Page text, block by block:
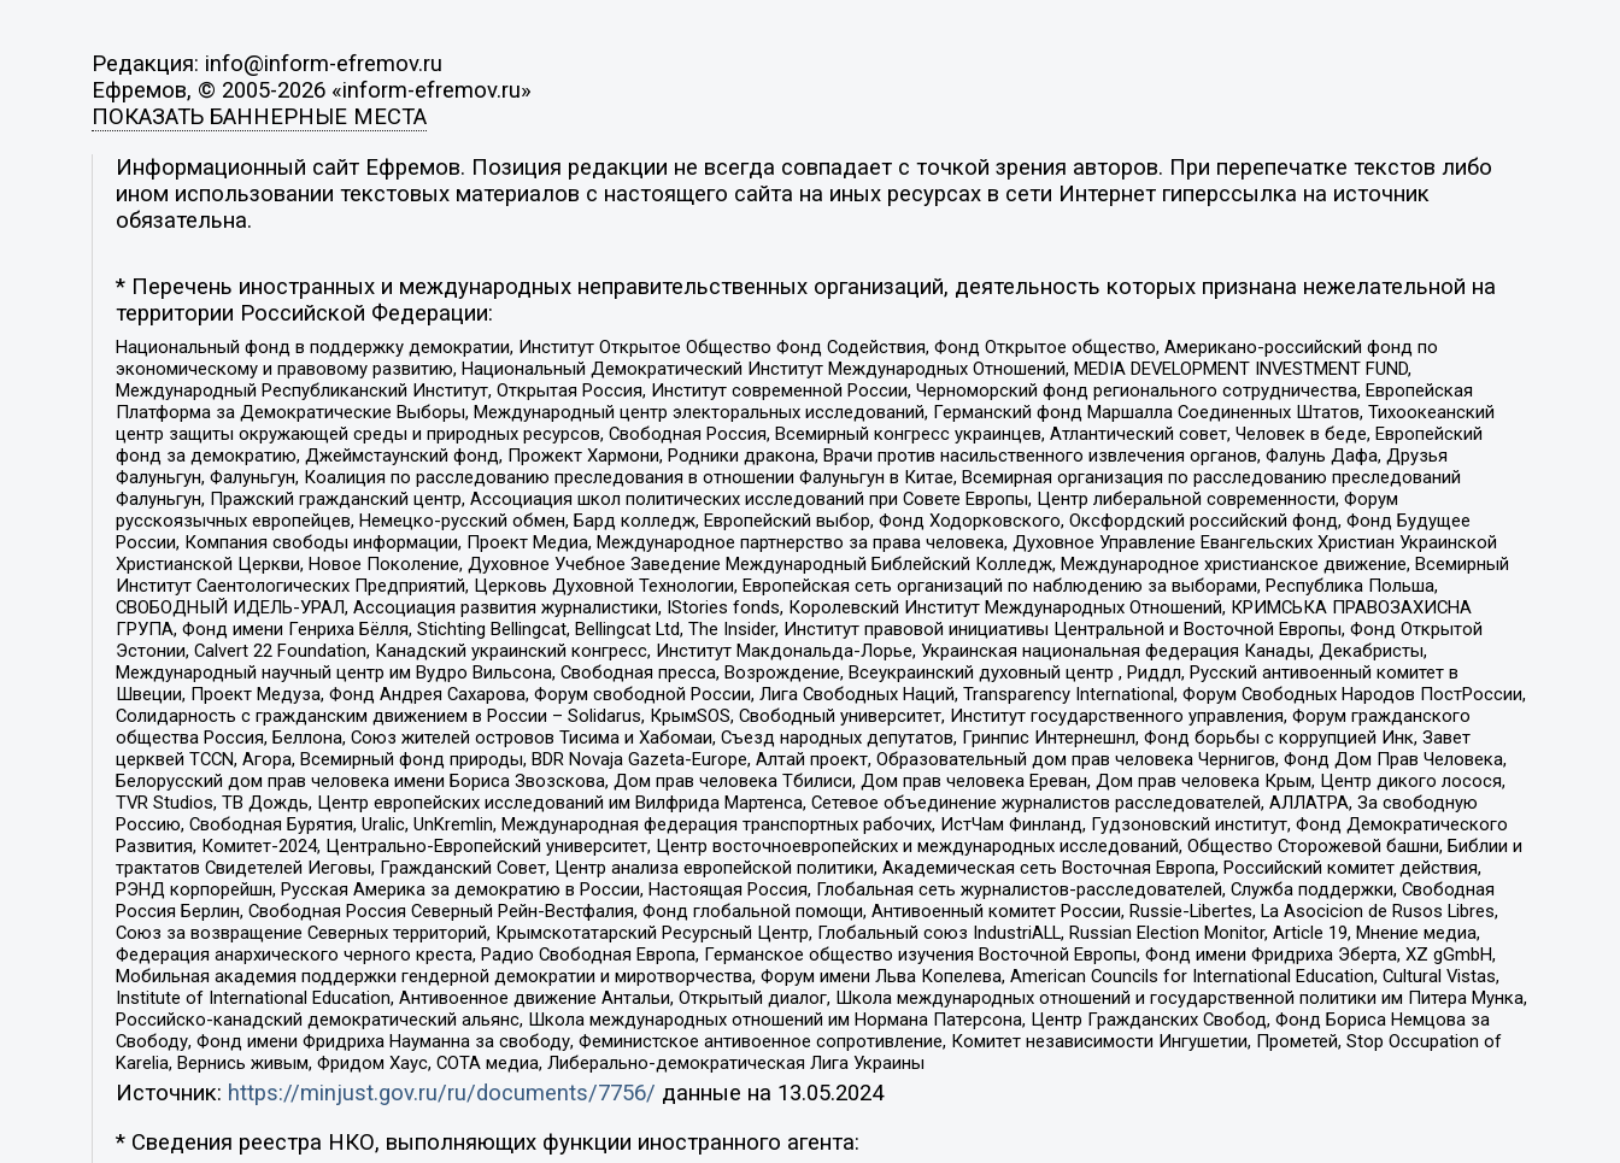
Редакция: info@inform-efremov.ru
Ефремов, © 2005-2026 «inform-efremov.ru»
ПОКАЗАТЬ БАННЕРНЫЕ МЕСТА
Информационный сайт Ефремов. Позиция редакции не всегда совпадает с точкой зрения авторов. При перепечатке текстов либо
ином использовании текстовых материалов с настоящего сайта на иных ресурсах в сети Интернет гиперссылка на источник
обязательна.
* Перечень иностранных и международных неправительственных организаций, деятельность которых признана нежелательной на
территории Российской Федерации:
Национальный фонд в поддержку демократии, Институт Открытое Общество Фонд Содействия, Фонд Открытое общество, Американо-российский фонд по
экономическому и правовому развитию, Национальный Демократический Институт Международных Отношений, MEDIA DEVELOPMENT INVESTMENT FUND,
Международный Республиканский Институт, Открытая Россия, Институт современной России, Черноморский фонд регионального сотрудничества, Европейская
Платформа за Демократические Выборы, Международный центр электоральных исследований, Германский фонд Маршалла Соединенных Штатов, Тихоокеанский
центр защиты окружающей среды и природных ресурсов, Свободная Россия, Всемирный конгресс украинцев, Атлантический совет, Человек в беде, Европейский
фонд за демократию, Джеймстаунский фонд, Прожект Хармони, Родники дракона, Врачи против насильственного извлечения органов, Фалунь Дафа, Друзья
Фалуньгун, Фалуньгун, Коалиция по расследованию преследования в отношении Фалуньгун в Китае, Всемирная организация по расследованию преследований
Фалуньгун, Пражский гражданский центр, Ассоциация школ политических исследований при Совете Европы, Центр либеральной современности, Форум
русскоязычных европейцев, Немецко-русский обмен, Бард колледж, Европейский выбор, Фонд Ходорковского, Оксфордский российский фонд, Фонд Будущее
России, Компания свободы информации, Проект Медиа, Международное партнерство за права человека, Духовное Управление Евангельских Христиан Украинской
Христианской Церкви, Новое Поколение, Духовное Учебное Заведение Международный Библейский Колледж, Международное христианское движение, Всемирный
Институт Саентологических Предприятий, Церковь Духовной Технологии, Европейская сеть организаций по наблюдению за выборами, Республика Польша,
СВОБОДНЫЙ ИДЕЛЬ-УРАЛ, Ассоциация развития журналистики, IStories fonds, Королевский Институт Международных Отношений, КРИМСЬКА ПРАВОЗАХИСНА
ГРУПА, Фонд имени Генриха Бёлля, Stichting Bellingcat, Bellingcat Ltd, The Insider, Институт правовой инициативы Центральной и Восточной Европы, Фонд Открытой
Эстонии, Calvert 22 Foundation, Канадский украинский конгресс, Институт Макдональда-Лорье, Украинская национальная федерация Канады, Декабристы,
Международный научный центр им Вудро Вильсона, Свободная пресса, Возрождение, Всеукраинский духовный центр , Риддл, Русский антивоенный комитет в
Швеции, Проект Медуза, Фонд Андрея Сахарова, Форум свободной России, Лига Свободных Наций, Transparеncy International, Форум Свободных Народов ПостРоссии,
Солидарность с гражданским движением в России – Solidarus, КрымSOS, Свободный университет, Институт государственного управления, Форум гражданского
общества Россия, Беллона, Союз жителей островов Тисима и Хабомаи, Съезд народных депутатов, Гринпис Интернешнл, Фонд борьбы с коррупцией Инк, Завет
церквей TCCN, Агора, Всемирный фонд природы, BDR Novaja Gazeta-Europe, Алтай проект, Образовательный дом прав человека Чернигов, Фонд Дом Прав Человека,
Белорусский дом прав человека имени Бориса Звозскова, Дом прав человека Тбилиси, Дом прав человека Ереван, Дом прав человека Крым, Центр дикого лосося,
TVR Studios, ТВ Дождь, Центр европейских исследований им Вилфрида Мартенса, Сетевое объединение журналистов расследователей, АЛЛАТРА, За свободную
Россию, Свободная Бурятия, Uralic, UnKremlin, Международная федерация транспортных рабочих, ИстЧам Финланд, Гудзоновский институт, Фонд Демократического
Развития, Комитет-2024, Центрально-Европейский университет, Центр восточноевропейских и международных исследований, Общество Сторожевой башни, Библии и
трактатов Свидетелей Иеговы, Гражданский Совет, Центр анализа европейской политики, Академическая сеть Восточная Европа, Российский комитет действия,
РЭНД корпорейшн, Русская Америка за демократию в России, Настоящая Россия, Глобальная сеть журналистов-расследователей, Служба поддержки, Свободная
Россия Берлин, Свободная Россия Северный Рейн-Вестфалия, Фонд глобальной помощи, Антивоенный комитет России, Russie-Libertes, La Asocicion de Rusos Libres,
Союз за возвращение Северных территорий, Крымскотатарский Ресурсный Центр, Глобальный союз IndustriALL, Russian Election Monitor, Article 19, Мнение медиа,
Федерация анархического черного креста, Радио Свободная Европа, Германское общество изучения Восточной Европы, Фонд имени Фридриха Эберта, XZ gGmbH,
Мобильная академия поддержки гендерной демократии и миротворчества, Форум имени Льва Копелева, American Councils for International Education, Cultural Vistas,
Institute of International Education, Антивоенное движение Антальи, Открытый диалог, Школа международных отношений и государственной политики им Питера Мунка,
Российско-канадский демократический альянс, Школа международных отношений им Нормана Патерсона, Центр Гражданских Свобод, Фонд Бориса Немцова за
Свободу, Фонд имени Фридриха Науманна за свободу, Феминистское антивоенное сопротивление, Комитет независимости Ингушетии, Прометей, Stop Occupation of
Karelia, Вернись живым, Фридом Хаус, СОТА медиа, Либерально-демократическая Лига Украины
Источник: https://minjust.gov.ru/ru/documents/7756/ данные на 13.05.2024
* Сведения реестра НКО, выполняющих функции иностранного агента: